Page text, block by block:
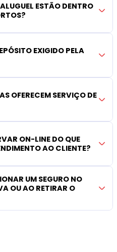
ESTÃO DENTRO
EXIGIDO PELA
OFERECEM SERVIÇO DE
ON-LINE DO QUE
AO CLIENTE?
UM SEGURO NO
OU AO RETIRAR O